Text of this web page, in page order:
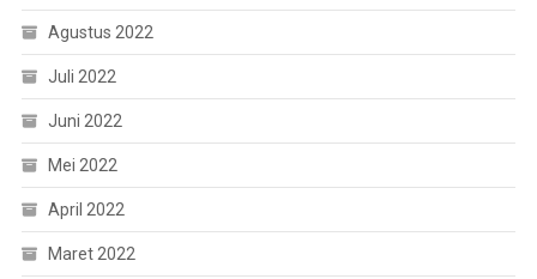
Agustus 2022
Juli 2022
Juni 2022
Mei 2022
April 2022
Maret 2022